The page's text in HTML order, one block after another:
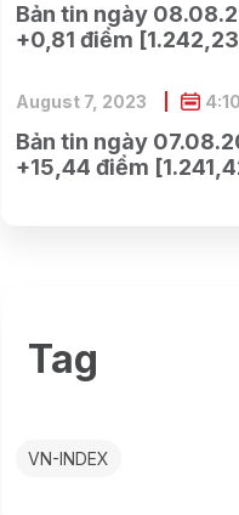
Bản tin ngày
+0,81 điểm
Bản tin ngày
+15,44 điểm
August 7, 2023
Tag
VN-INDEX